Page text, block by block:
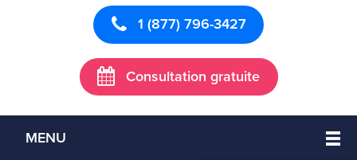
1 (877) 796-3427
Consultation gratuite
MENU